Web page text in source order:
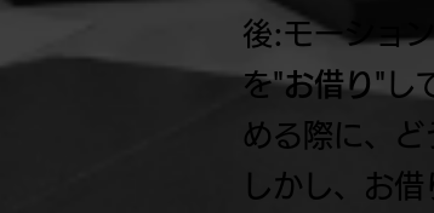
後:モーショ
を"お借り "し
める際に、
しかし、お